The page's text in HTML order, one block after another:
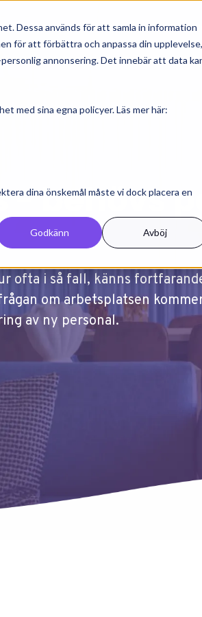
Dessa används för att samla in information
för att förbättra och anpassa din upplevelse,
annonsering. Det innebär att data
med sina egna policyer. Läs mer här:
dina önskemål måste vi dock placera en
Godkänn Avböj
& roll Kundcase
behövs
ofta i så fall, känns
om arbetsplatsen
av ny personal.